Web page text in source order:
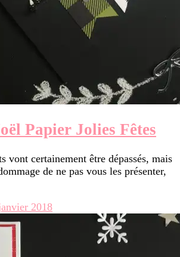
Papier Jolies Fêtes
vont certainement être dépassés, mais
de ne pas vous les présenter,
2018